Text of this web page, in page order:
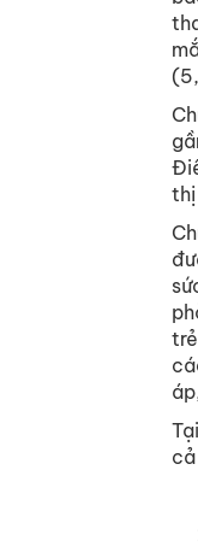
thị
trẻ
áp
Tại
cả